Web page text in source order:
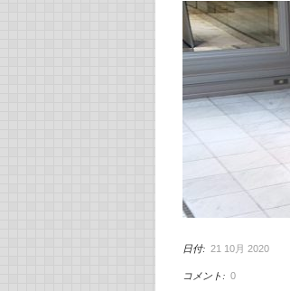
日付: 21 10月 2020
コメント: 0